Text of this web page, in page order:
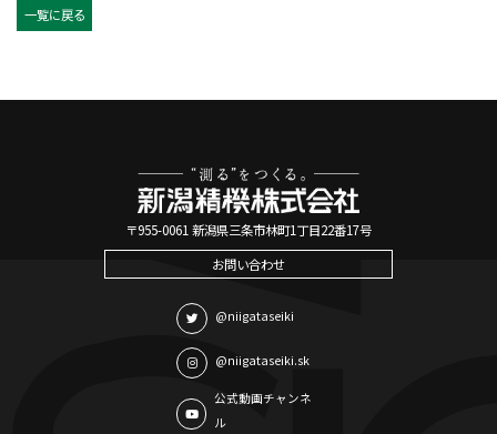
一覧に戻る
〒955-0061 新潟県三条市林町1丁目22番17号
お問い合わせ
@niigataseiki
@niigataseiki.sk
公式動画チャンネ
ル